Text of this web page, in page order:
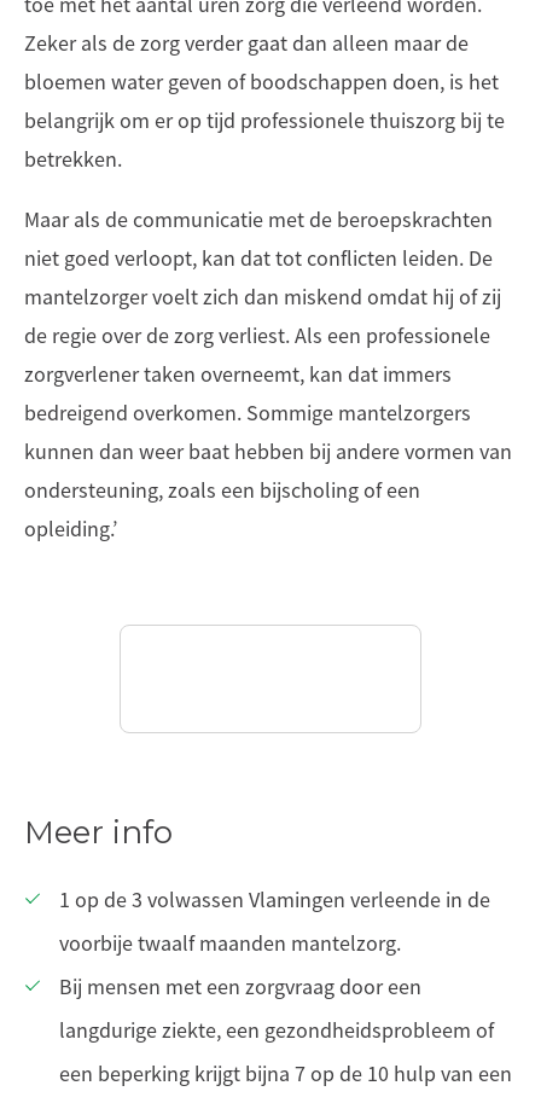
Zeker als de zorg verder gaat dan alleen maar de
bloemen water geven of boodschappen doen, is het
belangrijk om er op tijd professionele thuiszorg bij te
betrekken.
Maar als de communicatie met de beroepskrachten
niet goed verloopt, kan dat tot conflicten leiden. De
mantelzorger voelt zich dan miskend omdat hij of zij
de regie over de zorg verliest. Als een professionele
zorgverlener taken overneemt, kan dat immers
bedreigend overkomen. Sommige mantelzorgers
kunnen dan weer baat hebben bij andere vormen van
ondersteuning, zoals een bijscholing of een
opleiding.’
Meer info
1 op de 3 volwassen Vlamingen verleende in de
voorbije twaalf maanden mantelzorg.
Bij mensen met een zorgvraag door een
langdurige ziekte, een gezondheidsprobleem of
een beperking krijgt bijna 7 op de 10 hulp van een